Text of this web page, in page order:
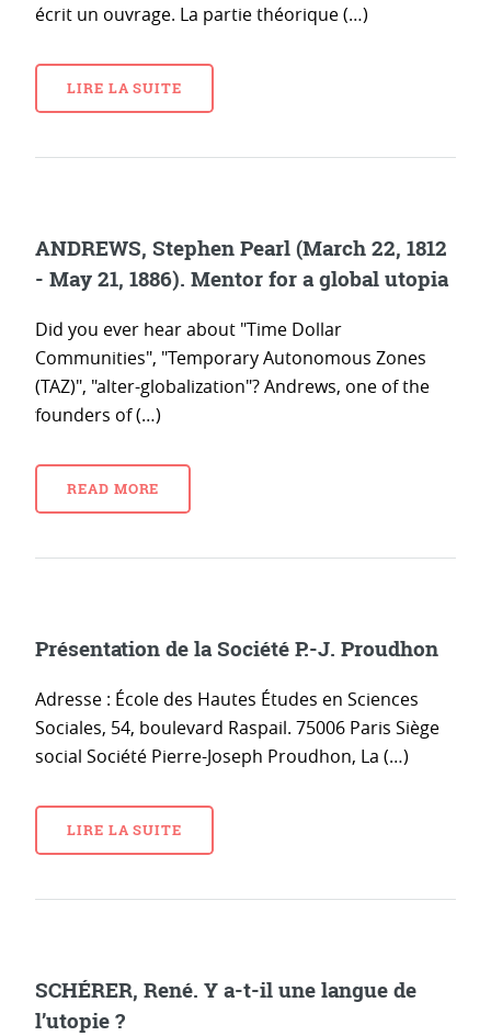
écrit un ouvrage. La partie théorique (…)
LIRE LA SUITE
ANDREWS, Stephen Pearl (March 22, 1812
- May 21, 1886). Mentor for a global utopia
Did you ever hear about "Time Dollar
Communities", "Temporary Autonomous Zones
(TAZ)", "alter-globalization"? Andrews, one of the
founders of (…)
READ MORE
Présentation de la Société P.-J. Proudhon
Adresse : École des Hautes Études en Sciences
Sociales, 54, boulevard Raspail. 75006 Paris Siège
social Société Pierre-Joseph Proudhon, La (…)
LIRE LA SUITE
SCHÉRER, René. Y a-t-il une langue de
l’utopie ?